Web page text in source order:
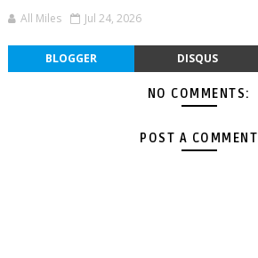
All Miles Jul 24, 2026
BLOGGER DISQUS
NO COMMENTS:
POST A COMMENT